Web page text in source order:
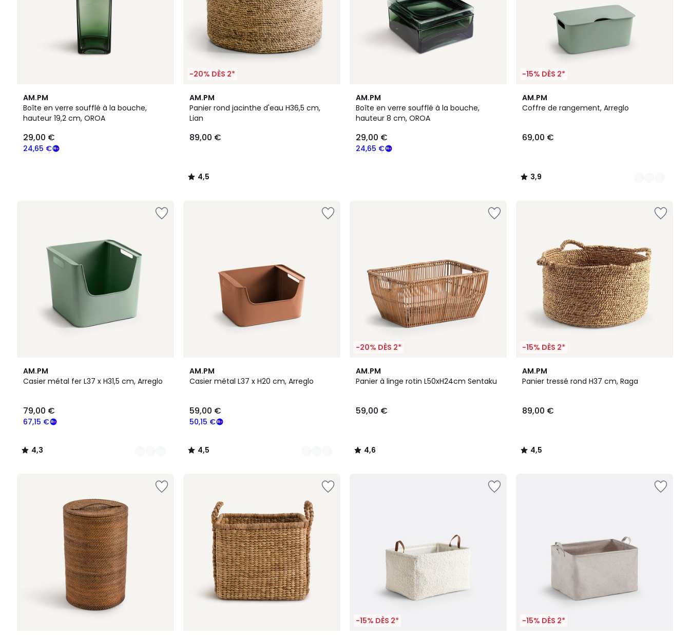
AM.PM
Boîte en verre soufflé à la bouche,
hauteur 19,2 cm, OROA
24,65 €
29,00 €
-20% DÈS 2*
AM.PM
Panier rond jacinthe d'eau H36,5 cm,
Lian
89,00 €
4,5
/ 5
4,5
/
AM.PM
Boîte en verre soufflé à la bouche,
hauteur 8 cm, OROA
24,65 €
29,00 €
-15% DÈS 2*
AM.PM
Coffre de rangement, Arreglo
69,00 €
3,9
/ 5
5
Couleurs
3,9
/
AM.PM
Casier métal fer L37 x H31,5 cm, Arreglo
67,15 €
79,00 €
4,3
/ 5
5
Couleurs
4,3
/
AM.PM
Casier métal L37 x H20 cm, Arreglo
50,15 €
59,00 €
4,5
/ 5
4
Couleurs
4,5
/
-20% DÈS 2*
AM.PM
Panier à linge rotin L50xH24cm Sentaku
59,00 €
4,6
/ 5
4,6
/
-15% DÈS 2*
AM.PM
Panier tressé rond H37 cm, Raga
89,00 €
4,5
/ 5
4,5
/
-15% DÈS 2* -15% DÈS 2*